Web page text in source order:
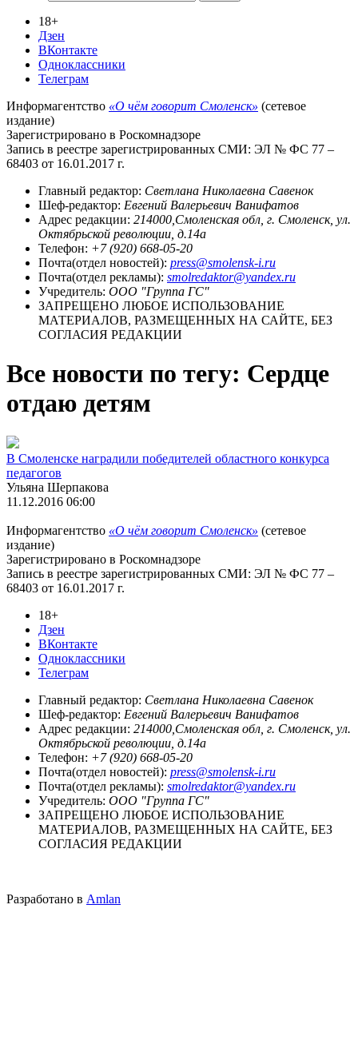
18+
Дзен
ВКонтакте
Одноклассники
Телеграм
Информагентство «О чём говорит Смоленск» (сетевое
издание)
Зарегистрировано в Роскомнадзоре
Запись в реестре зарегистрированных СМИ: ЭЛ № ФС 77 –
68403 от 16.01.2017 г.
Главный редактор: Светлана Николаевна Савенок
Шеф-редактор: Евгений Валерьевич Ванифатов
Адрес редакции: 214000,Смоленская обл, г. Смоленск, ул.
Октябрьской революции, д.14а
Телефон: +7 (920) 668-05-20
Почта(отдел новостей): press@smolensk-i.ru
Почта(отдел рекламы): smolredaktor@yandex.ru
Учредитель: ООО "Группа ГС"
ЗАПРЕЩЕНО ЛЮБОЕ ИСПОЛЬЗОВАНИЕ
МАТЕРИАЛОВ, РАЗМЕЩЕННЫХ НА САЙТЕ, БЕЗ
СОГЛАСИЯ РЕДАКЦИИ
Все новости по тегу: Сердце
отдаю детям
В Смоленске наградили победителей областного конкурса
педагогов
Ульяна Шерпакова
11.12.2016 06:00
Информагентство «О чём говорит Смоленск» (сетевое
издание)
Зарегистрировано в Роскомнадзоре
Запись в реестре зарегистрированных СМИ: ЭЛ № ФС 77 –
68403 от 16.01.2017 г.
18+
Дзен
ВКонтакте
Одноклассники
Телеграм
Главный редактор: Светлана Николаевна Савенок
Шеф-редактор: Евгений Валерьевич Ванифатов
Адрес редакции: 214000,Смоленская обл, г. Смоленск, ул.
Октябрьской революции, д.14а
Телефон: +7 (920) 668-05-20
Почта(отдел новостей): press@smolensk-i.ru
Почта(отдел рекламы): smolredaktor@yandex.ru
Учредитель: ООО "Группа ГС"
ЗАПРЕЩЕНО ЛЮБОЕ ИСПОЛЬЗОВАНИЕ
МАТЕРИАЛОВ, РАЗМЕЩЕННЫХ НА САЙТЕ, БЕЗ
СОГЛАСИЯ РЕДАКЦИИ
Разработано в Amlan